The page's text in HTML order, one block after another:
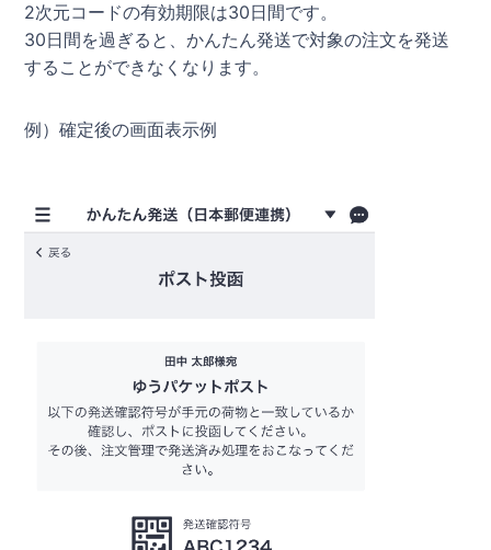
2次元コードの有効期限は30日間です。
30日間を過ぎると、かんたん発送で対象の注文を発送
することができなくなります。
例）確定後の画面表示例